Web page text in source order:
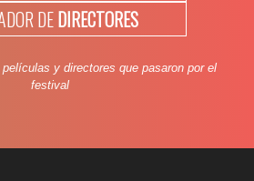
DEDIRECTORES
y directores que pasaron por el
festival